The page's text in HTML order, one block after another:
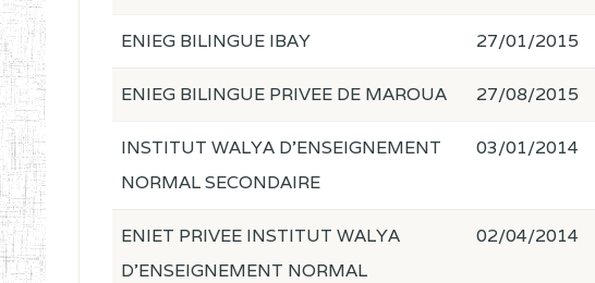
ENIEG BILINGUE IBAY 27/01/2015
ENIEG BILINGUE PRIVEE DE MAROUA 27/08/2015
INSTITUT WALYA D'ENSEIGNEMENT
NORMAL SECONDAIRE
03/01/2014
ENIET PRIVEE INSTITUT WALYA
D'ENSEIGNEMENT NORMAL
02/04/2014